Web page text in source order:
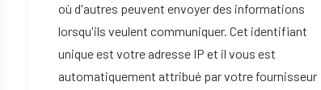
où d'autres peuvent envoyer des informations
lorsqu'ils veulent communiquer. Cet identifiant
unique est votre adresse IP et il vous est
automatiquement attribué par votre fournisseur